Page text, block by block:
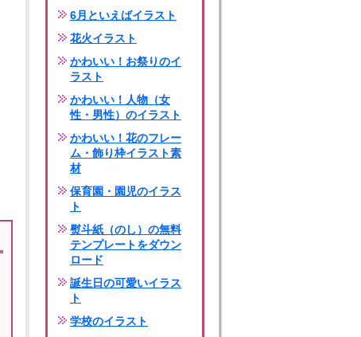
6月といえばイラスト
花火イラスト
かわいい！お祭りのイ
ラスト
かわいい！人物（女
性・男性）のイラスト
かわいい！花のフレー
ム・飾り枠イラスト素
材
保育園・園児のイラス
ト
熨斗紙（のし）の無料
テンプレートをダウン
ロード
誕生日の可愛いイラス
ト
学校のイラスト